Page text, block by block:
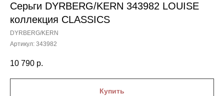
Серьги DYRBERG/KERN 343982 LOUISE
коллекция CLASSICS
DYRBERG/KERN
Артикул: 343982
10 790 р.
Купить